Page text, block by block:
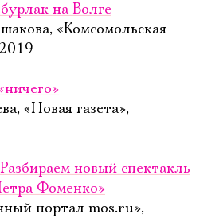
на Волге
«Комсомольская
«Новая газета»,
новый спектакль
Фоменко»
портал mos.ru»,